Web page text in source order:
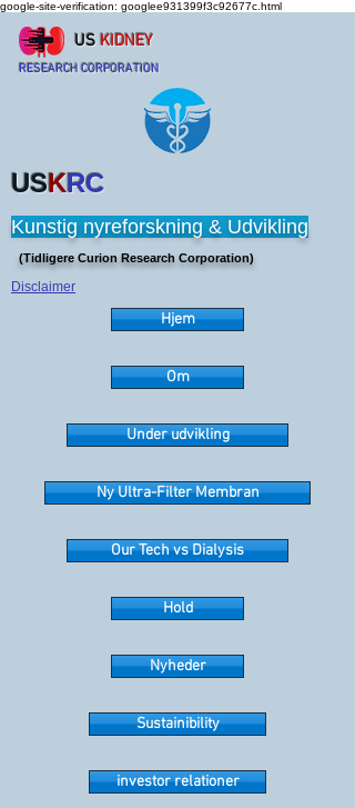
google-site-verification: googlee931399f3c92677c.html
US KIDNEY
RESEARCH CORPORATION
(Tidligere Curion Research Corporation)
USKRC
Kunstig nyreforskning & Udvikling
Disclaimer
Hjem
Om
Under udvikling
Ny Ultra-Filter Membran
Our Tech vs Dialysis
Hold
Nyheder
Sustainibility
investor relationer